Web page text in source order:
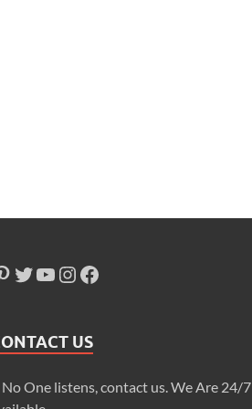
US
One listens, contact us. We Are 24/7